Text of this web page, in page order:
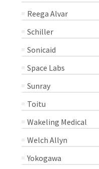
Reega Alvar
Schiller
Sonicaid
Space Labs
Sunray
Toitu
Wakeling Medical
Welch Allyn
Yokogawa